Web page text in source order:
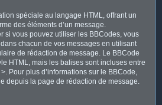
spéciale au langage HTML, offrant un
des éléments d’un message.
si vous pouvez utiliser les BBCodes, vous
chacun de vos messages en utilisant
de rédaction de message. Le BBCode
HTML, mais les balises sont incluses entre
Pour plus d’informations sur le BBCode,
depuis la page de rédaction de message.